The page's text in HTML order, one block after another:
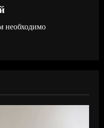
необходимо